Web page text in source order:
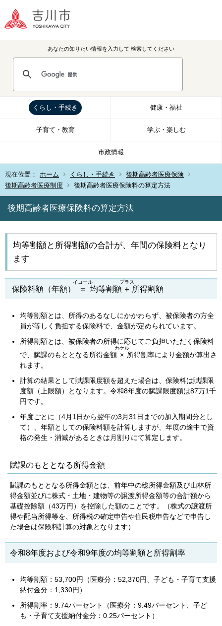
あなたの知りたい情報を入力して 検索してください
くらし・手続き 健康・福祉
子育て・教育 学ぶ・楽しむ
市政情報
現在位置： ホーム くらし・手続き
後期高齢者医療保険
後期高齢者医療制度
後期高齢者医療保険料の算定方法
後期高齢者医療保険料の算定方法
均等割額と所得割額の合計が、年間の保険料となり
ます
保険料額（年額） ＝
イコール
均等割額 ＋
プラス
所得割額
均等割額とは、所得のあるなしにかかわらず、被保険者の方全
員が等しく負担する保険料で、金額が定められています。
所得割額とは、被保険者の所得に応じてご負担いただく保険料
で、賦課のもととなる所得金額 ×
カケル
所得割率により金額が算出さ
れます。
計算の結果として賦課限度額を超えた場合は、保険料は賦課限
度額（上限額）となります。令和8年度の賦課限度額は87万1千
円です。
年度ごとに（4月1日から翌年の3月31日までの加入期間分とし
て）、年額としての保険料額を計算しますが、年度の途中で資
格の発生・消滅があるときは月割りにて算定します。
賦課のもととなる所得金額
賦課のもととなる所得金額とは、前年中の総所得金額及び山林所
得金額並びに株式・土地・建物等の譲渡所得金額等の合計額から
基礎控除額（43万円）を控除した額のことです。（株式の譲渡所
得や配当所得等を、所得税の確定申告や住民税申告などで申告し
た場合は保険料計算の対象となります）
令和8年度および令和9年度の均等割額と所得割率
均等割額：53,700円（医療分：52,370円、子ども・子育て支援
納付金分：1,330円）
所得割率：9.74パーセント（医療分：9.49パーセント、子ど
も・子育て支援納付金分：0.25パーセント）